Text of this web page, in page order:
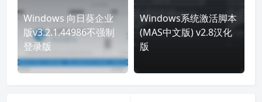
Windows 向日葵企业
版v3.2.1.44986不强制
登录版
Windows系统激活脚本
(MAS中文版) v2.8汉化
版